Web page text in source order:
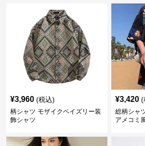
¥3,960 (税込)
柄シャツ モザイクペイズリー装
飾シャツ
¥3,420 (
総柄シャ
アメコミ